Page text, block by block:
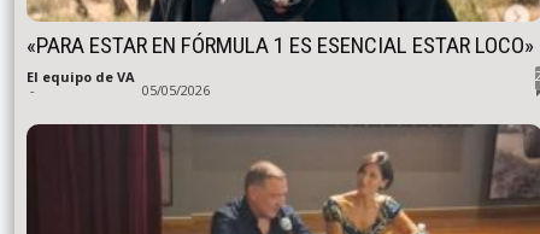
«PARA ESTAR EN FÓRMULA 1 ES ESENCIAL ESTAR LOCO»
El equipo de VA
- 05/05/2026